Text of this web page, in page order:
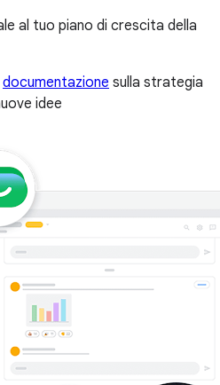
al tuo piano di crescita della
documentazione sulla strategia
idee